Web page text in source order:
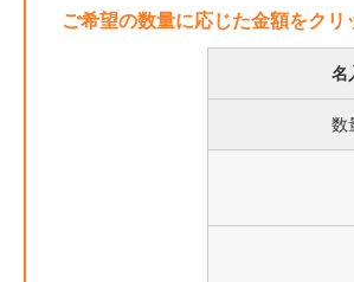
ご希望の数量に応じた金額をク
名
数